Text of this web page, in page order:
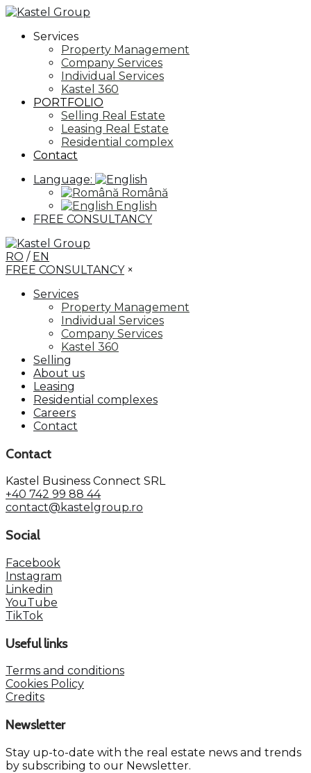
Services
Property Management
Company Services
Individual Services
Kastel 360
PORTFOLIO
Selling Real Estate
Leasing Real Estate
Residential complex
Contact
Language:
Română
English
FREE CONSULTANCY
RO / EN
FREE CONSULTANCY ×
Services
Property Management
Individual Services
Company Services
Kastel 360
Selling
About us
Leasing
Residential complexes
Careers
Contact
Contact
Kastel Business Connect SRL
+40 742 99 88 44
contact@kastelgroup.ro
Social
Facebook
Instagram
Linkedin
YouTube
TikTok
Useful links
Terms and conditions
Cookies Policy
Credits
Newsletter
Stay up-to-date with the real estate news and trends
by subscribing to our Newsletter.